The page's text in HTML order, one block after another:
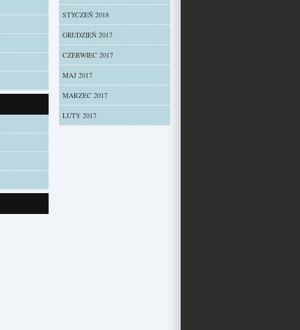
STYCZEŃ 2018
GRUDZIEŃ 2017
CZERWIEC 2017
MAJ 2017
MARZEC 2017
LUTY 2017